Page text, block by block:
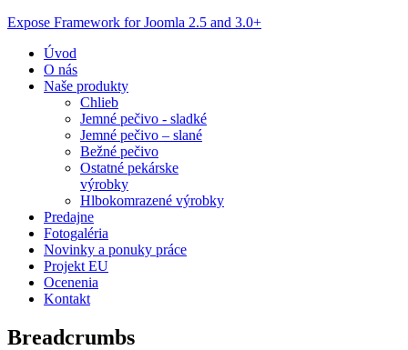
Expose Framework for Joomla 2.5 and 3.0+
Úvod
O nás
Naše produkty
Chlieb
Jemné pečivo - sladké
Jemné pečivo – slané
Bežné pečivo
Ostatné pekárske
výrobky
Hlbokomrazené výrobky
Predajne
Fotogaléria
Novinky a ponuky práce
Projekt EU
Ocenenia
Kontakt
Breadcrumbs